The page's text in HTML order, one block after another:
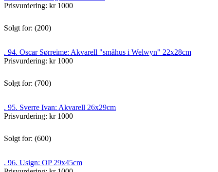
Prisvurdering: kr 1000
Solgt for: (200)
. 94. Oscar Sørreime: Akvarell "småhus i Welwyn" 22x28cm
Prisvurdering: kr 1000
Solgt for: (700)
. 95. Sverre Ivan: Akvarell 26x29cm
Prisvurdering: kr 1000
Solgt for: (600)
. 96. Usign: OP 29x45cm